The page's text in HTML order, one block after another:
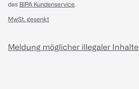
das BIPA Kundenservice.
MwSt. gesenkt
Meldung möglicher illegaler Inhalte